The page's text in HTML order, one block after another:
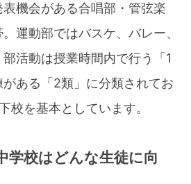
表機会がある合唱部・管弦楽
運動部ではバスケ、バレー、
活動は授業時間内で行う「1
ある「2類」に分類されてお
校を基本としています。
学校はどんな生徒に向